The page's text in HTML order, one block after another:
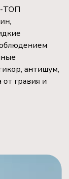
ТОП
антишум,
гравия и